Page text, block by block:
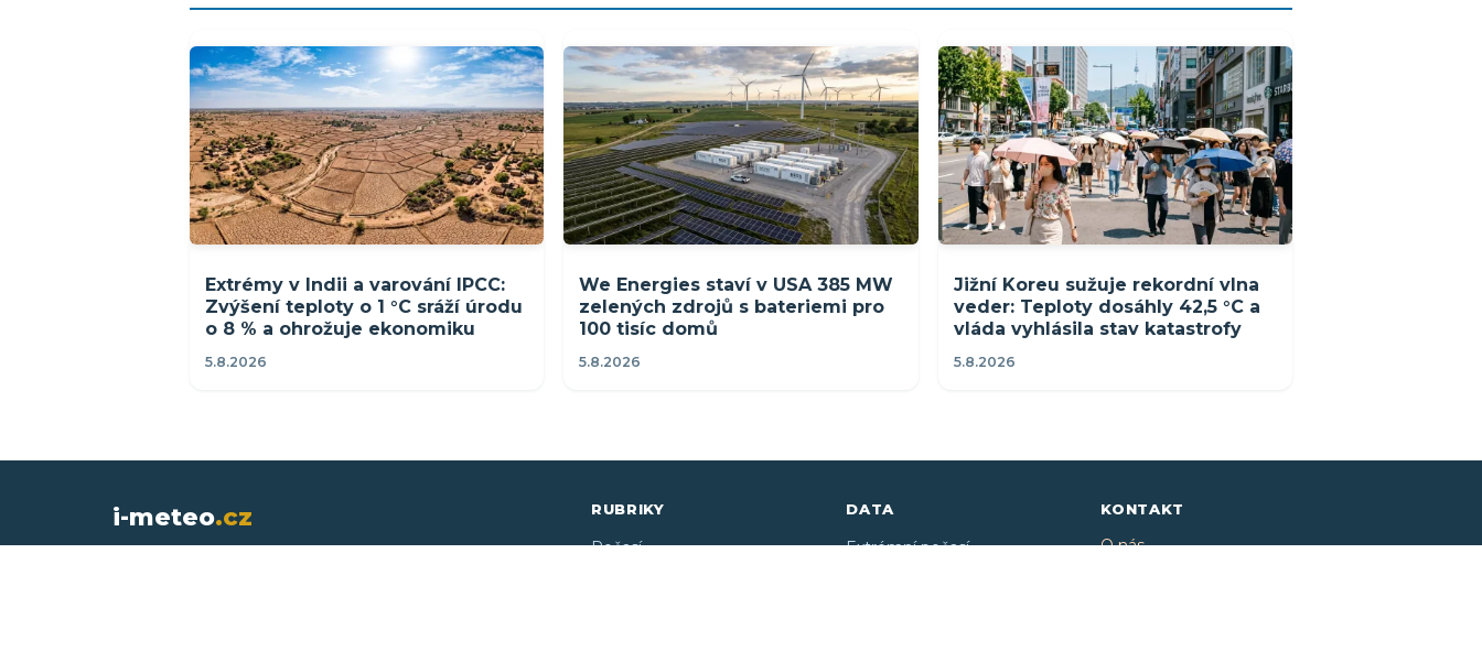
Extrémy v Indii a varování IPCC:
Zvýšení teploty o 1 °C sráží úrodu
o 8 % a ohrožuje ekonomiku
5.8.2026
We Energies staví v USA 385 MW
zelených zdrojů s bateriemi pro
100 tisíc domů
5.8.2026
Jižní Koreu sužuje rekordní vlna
veder: Teploty dosáhly 42,5 °C a
vláda vyhlásila stav katastrofy
5.8.2026
i-meteo.cz RUBRIKY
Počasí
DATA
Extrémní počasí
KONTAKT
O nás
REKLAMA